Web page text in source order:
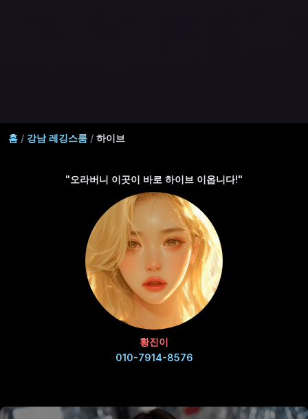
홈 / 강남 레깅스룸 / 하이브
"오라버니 이곳이 바로 하이브 이옵니다!"
황진이
010-7914-8576